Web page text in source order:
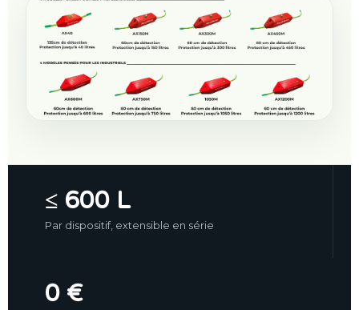
≤ 600 L
Par dispositif, extensible en série
0 €